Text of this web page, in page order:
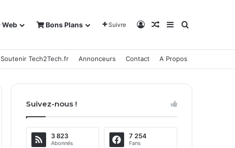
Web Bons Plans Suivre Connexion
Article Aléatoire
Sidebar (barre
Rechercher
Soutenir Tech2Tech.fr Annonceurs Contact A Propos
Suivez-nous !
3 823
Abonnés
7 254
Fans